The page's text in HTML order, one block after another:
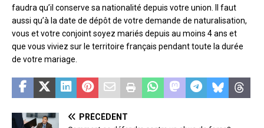
faudra qu’il conserve sa nationalité depuis votre union. Il faut
aussi qu’à la date de dépôt de votre demande de naturalisation,
vous et votre conjoint soyez mariés depuis au moins 4 ans et
que vous viviez sur le territoire français pendant toute la durée
de votre mariage.
PRÉCÉDENT